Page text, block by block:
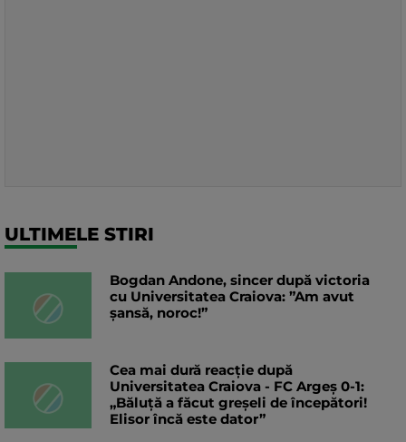
ULTIMELE STIRI
Bogdan Andone, sincer după victoria
cu Universitatea Craiova: ”Am avut
șansă, noroc!”
Cea mai dură reacție după
Universitatea Craiova - FC Argeș 0-1:
„Băluță a făcut greșeli de începători!
Elisor încă este dator”